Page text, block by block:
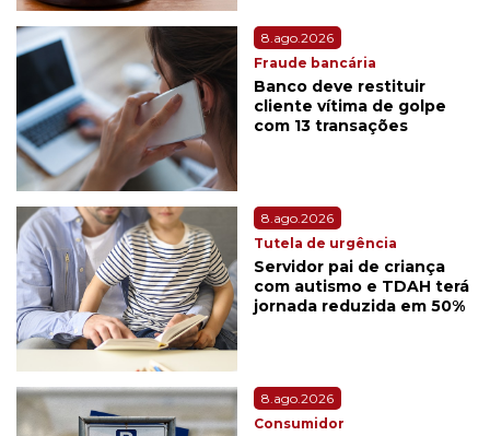
8.ago.2026
Fraude bancária
Banco deve restituir
cliente vítima de golpe
com 13 transações
8.ago.2026
Tutela de urgência
Servidor pai de criança
com autismo e TDAH terá
jornada reduzida em 50%
8.ago.2026
Consumidor